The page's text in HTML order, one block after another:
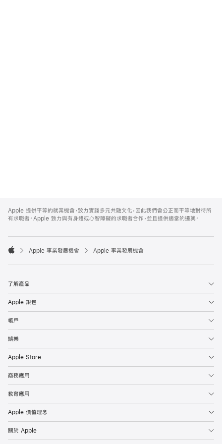
Footer
Apple 提供平等的就業機會，致力實踐多元共融文化，因此我們會公正而平等地對待所
有求職者。Apple 致力與有身體或心智障礙的求職者合作，並且提供適當的遷就。

Apple 事業發展機會 Apple 事業發展機會
了解產品
Apple 銀包
帳戶
娛樂
Apple Store
商務應用
教育應用
Apple 價值理念
關於 Apple